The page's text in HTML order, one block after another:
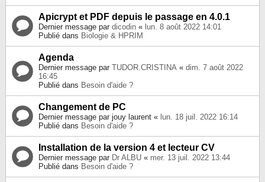
Apicrypt et PDF depuis le passage en 4.0.1
Dernier message par dicodin « lun. 8 août 2022 14:01
Publié dans Biologie & HPRIM
Agenda
Dernier message par TUDOR.CRISTINA « dim. 7 août 2022
16:45
Publié dans Besoin d'aide ?
Changement de PC
Dernier message par jouy laurent « lun. 18 juil. 2022 16:14
Publié dans Besoin d'aide ?
Installation de la version 4 et lecteur CV
Dernier message par Dr ALBU « mer. 13 juil. 2022 13:44
Publié dans Besoin d'aide ?